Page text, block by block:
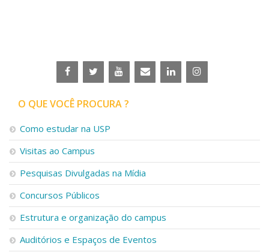
Empresas Juniores
Extensão à Comunidade
Projetos, Programas e Cursos
Artes, Cultura e Esportes
Museus e Espaços Interativos
Serviços
Bibliotecas
Apoio ao Estudante
Segurança, Trânsito e Prevenção
RH, Administrativo e Financeiro
Outros serviços
Comunicação
Assessorias e Mídias
O QUE VOCÊ PROCURA ?
Como estudar na USP
Visitas ao Campus
Pesquisas Divulgadas na Mídia
Concursos Públicos
Estrutura e organização do campus
Auditórios e Espaços de Eventos